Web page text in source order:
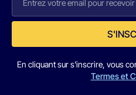
En cliquant sur s'inscrire, vous
Termes et